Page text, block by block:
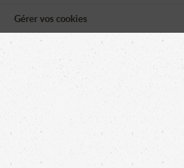
Gérer vos cookies